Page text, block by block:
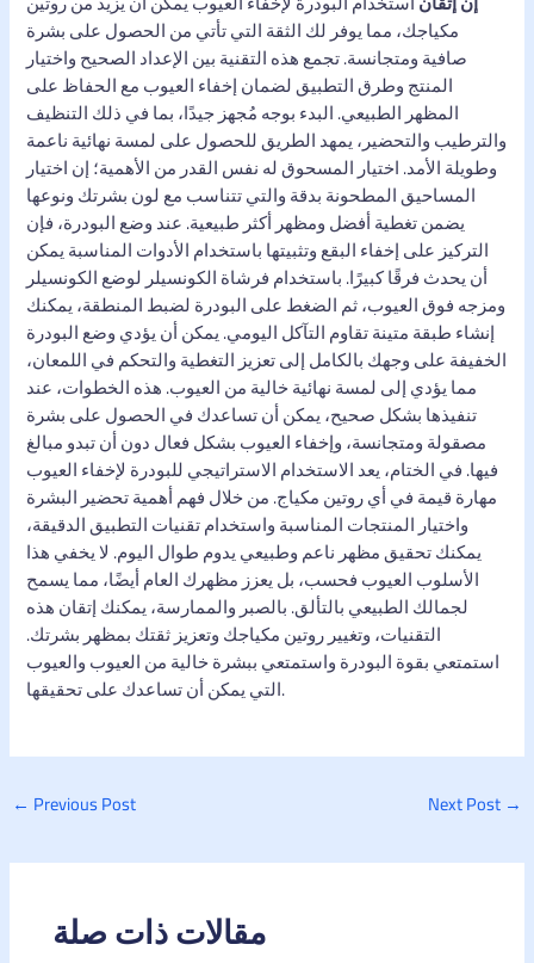
مكياجك، مما يوفر لك الثقة التي تأتي من الحصول على بشرة
صافية ومتجانسة. تجمع هذه التقنية بين الإعداد الصحيح واختيار
المنتج وطرق التطبيق لضمان إخفاء العيوب مع الحفاظ على
المظهر الطبيعي. البدء بوجه مُجهز جيدًا، بما في ذلك التنظيف
والترطيب والتحضير، يمهد الطريق للحصول على لمسة نهائية ناعمة
وطويلة الأمد. اختيار المسحوق له نفس القدر من الأهمية؛ إن اختيار
المساحيق المطحونة بدقة والتي تتناسب مع لون بشرتك ونوعها
يضمن تغطية أفضل ومظهر أكثر طبيعية. عند وضع البودرة، فإن
التركيز على إخفاء البقع وتثبيتها باستخدام الأدوات المناسبة يمكن
أن يحدث فرقًا كبيرًا. باستخدام فرشاة الكونسيلر لوضع الكونسيلر
ومزجه فوق العيوب، ثم الضغط على البودرة لضبط المنطقة، يمكنك
إنشاء طبقة متينة تقاوم التآكل اليومي. يمكن أن يؤدي وضع البودرة
الخفيفة على وجهك بالكامل إلى تعزيز التغطية والتحكم في اللمعان،
مما يؤدي إلى لمسة نهائية خالية من العيوب. هذه الخطوات، عند
تنفيذها بشكل صحيح، يمكن أن تساعدك في الحصول على بشرة
مصقولة ومتجانسة، وإخفاء العيوب بشكل فعال دون أن تبدو مبالغ
فيها. في الختام، يعد الاستخدام الاستراتيجي للبودرة لإخفاء العيوب
مهارة قيمة في أي روتين مكياج. من خلال فهم أهمية تحضير البشرة
واختيار المنتجات المناسبة واستخدام تقنيات التطبيق الدقيقة،
يمكنك تحقيق مظهر ناعم وطبيعي يدوم طوال اليوم. لا يخفي هذا
الأسلوب العيوب فحسب، بل يعزز مظهرك العام أيضًا، مما يسمح
لجمالك الطبيعي بالتألق. بالصبر والممارسة، يمكنك إتقان هذه
التقنيات، وتغيير روتين مكياجك وتعزيز ثقتك بمظهر بشرتك.
استمتعي بقوة البودرة واستمتعي ببشرة خالية من العيوب والعيوب
التي يمكن أن تساعدك على تحقيقها.
← Previous Post Next Post →
مقالات ذات صلة